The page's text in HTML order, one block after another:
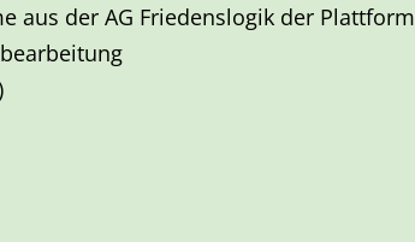
aus der AG Friedenslogik der Plattform